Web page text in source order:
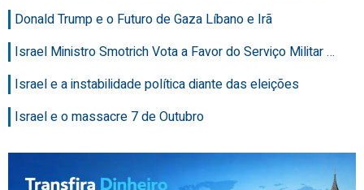
Donald Trump e o Futuro de Gaza Líbano e Irã
Israel Ministro Smotrich Vota a Favor do Serviço Militar …
Israel e a instabilidade política diante das eleições
Israel e o massacre 7 de Outubro